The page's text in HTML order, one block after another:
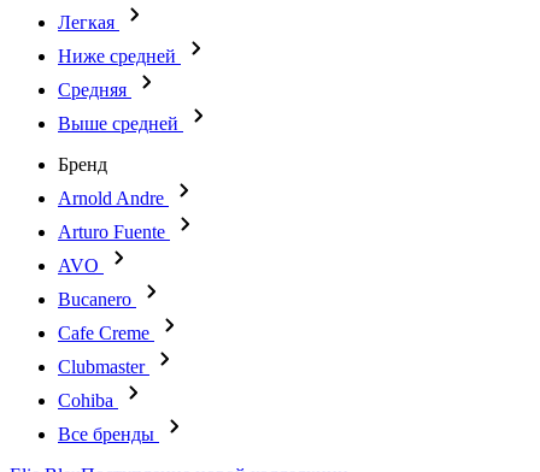
Легкая
Ниже средней
Средняя
Выше средней
Бренд
Arnold Andre
Arturo Fuente
AVO
Bucanero
Cafe Creme
Clubmaster
Cohiba
Все бренды